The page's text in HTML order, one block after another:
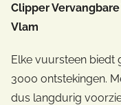
Clipper
Vlam
Elke vuursteen biedt
3000 ontstekingen.
dus langdurig